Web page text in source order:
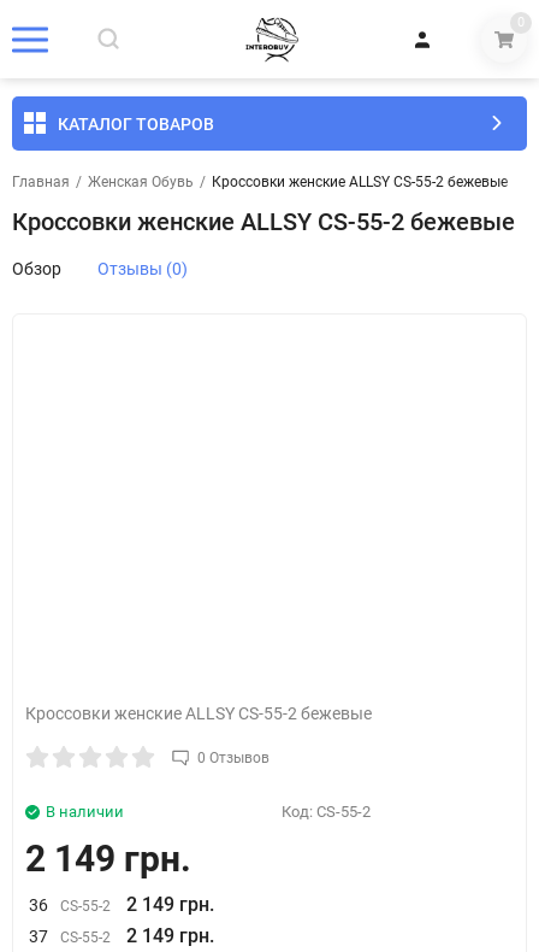
0
КАТАЛОГ ТОВАРОВ
Главная / Женская Обувь / Кроссовки женские ALLSY CS-55-2 бежевые
Кроссовки женские ALLSY CS-55-2 бежевые
Обзор Отзывы (0)
Кроссовки женские ALLSY CS-55-2 бежевые
0 Отзывов
В наличии Код: CS-55-2
2 149 грн.
36 CS-55-2 2 149 грн.
37 CS-55-2 2 149 грн.